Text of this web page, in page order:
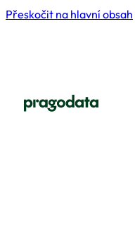
Přeskočit na hlavní obsah